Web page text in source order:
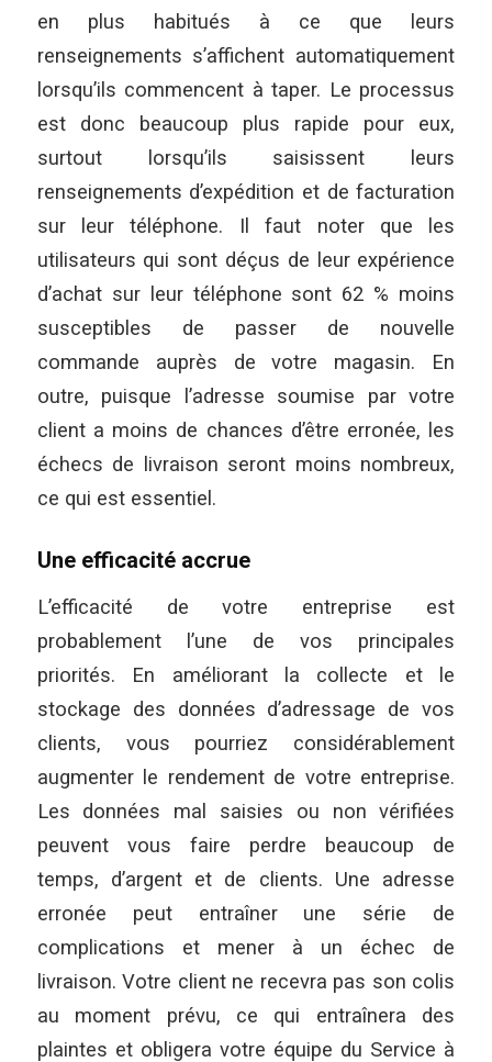
en plus habitués à ce que leurs
renseignements s’affichent automatiquement
lorsqu’ils commencent à taper. Le processus
est donc beaucoup plus rapide pour eux,
surtout lorsqu’ils saisissent leurs
renseignements d’expédition et de facturation
sur leur téléphone. Il faut noter que les
utilisateurs qui sont déçus de leur expérience
d’achat sur leur téléphone sont 62 % moins
susceptibles de passer de nouvelle
commande auprès de votre magasin. En
outre, puisque l’adresse soumise par votre
client a moins de chances d’être erronée, les
échecs de livraison seront moins nombreux,
ce qui est essentiel.
Une efficacité accrue
L’efficacité de votre entreprise est
probablement l’une de vos principales
priorités. En améliorant la collecte et le
stockage des données d’adressage de vos
clients, vous pourriez considérablement
augmenter le rendement de votre entreprise.
Les données mal saisies ou non vérifiées
peuvent vous faire perdre beaucoup de
temps, d’argent et de clients. Une adresse
erronée peut entraîner une série de
complications et mener à un échec de
livraison. Votre client ne recevra pas son colis
au moment prévu, ce qui entraînera des
plaintes et obligera votre équipe du Service à